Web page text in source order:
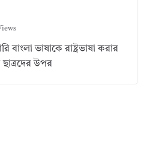
বাংলা ভাষাকে রাষ্ট্রভাষা করার
ছাত্রদের উপর